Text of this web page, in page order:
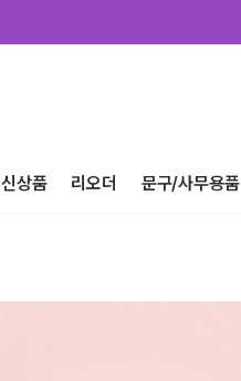
신상품 리오더 문구/사무용품